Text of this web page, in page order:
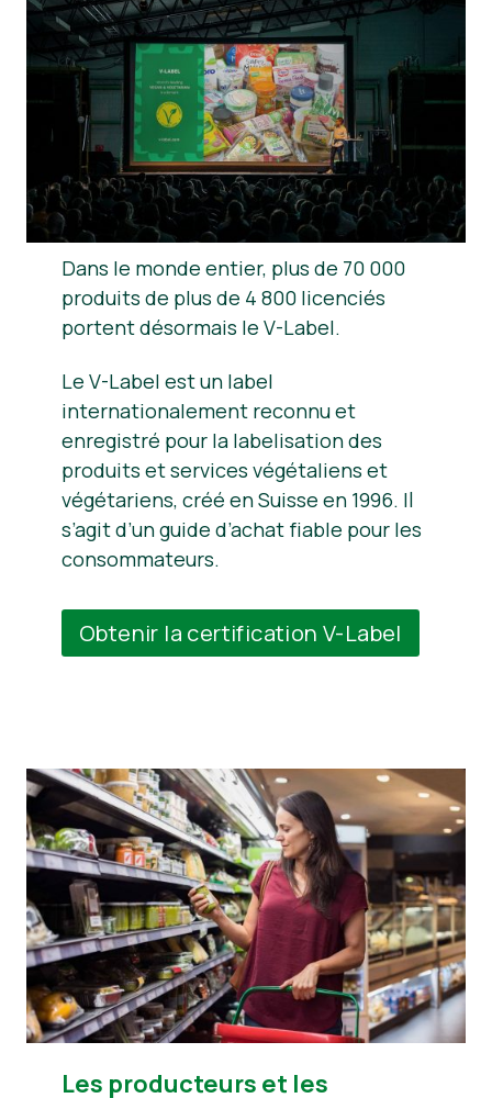
Nouvelles
Matériel de presse
Dans le monde entier, plus de 70 000
produits de plus de 4 800 licenciés
portent désormais le V-Label.
Le V-Label est un label
internationalement reconnu et
enregistré pour la labelisation des
produits et services végétaliens et
végétariens, créé en Suisse en 1996. Il
s’agit d’un guide d’achat fiable pour les
consommateurs.
Obtenir la certification V-Label
Les producteurs et les